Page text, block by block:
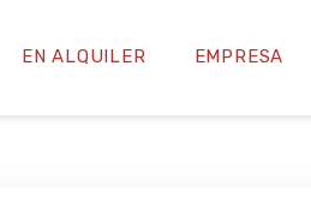
EN ALQUILER EMPRESA